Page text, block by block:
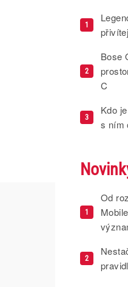
1
2
Bose
C
3
Kdo
s ním
1
Od
2